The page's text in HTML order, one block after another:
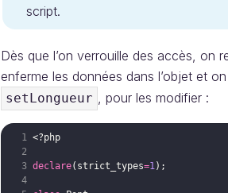
script.
Dès que l’on verrouille des accès, on
enferme les données dans l’objet et
setLongueur , pour les modifier :
<?php
declare( strict_types=1) ;